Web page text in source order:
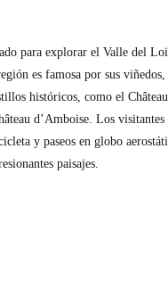
para explorar el Valle del
es famosa por sus viñedos,
históricos, como el
d’Amboise. Los visitantes
y paseos en globo
paisajes.